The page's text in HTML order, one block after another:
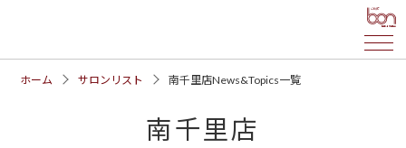
ホーム サロンリスト 南千里店News&Topics一覧
南千里店